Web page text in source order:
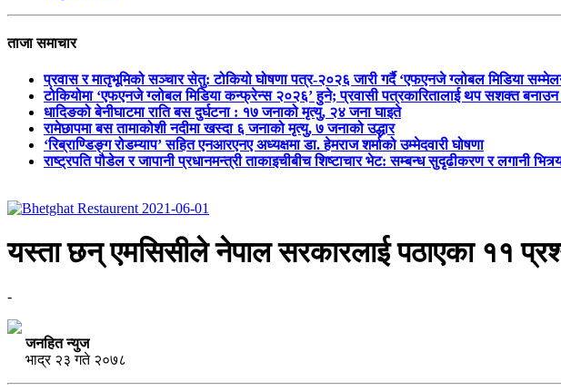
ताजा समाचार
प्रवास र मातृभूमिको सञ्चार सेतु: टोकियो घोषणा पत्र-२०२६ जारी गर्दै ‘एफएनजे ग्लोबल मिडिया
टोकियोमा ‘एफएनजे ग्लोबल मिडिया कन्फ्रेन्स २०२६’ हुने; प्रवासी पत्रकारितालाई थप सशक्त
धादिङको बेनीघाटमा राति बस दुर्घटना : १७ जनाको मृत्यु, २४ जना घाइते
रामेछापमा बस तामाकोशी नदीमा खस्दा ६ जनाको मृत्यु, ७ जनाको उद्धार
‘रिब्राण्डिङ्ग रोडम्याप’ सहित एनआरएनए अध्यक्षमा डा. हेमराज शर्माको उम्मेदवारी घोषणा
राष्ट्रपति पौडेल र जापानी प्रधानमन्त्री ताकाइचीबीच शिष्टाचार भेट: सम्बन्ध सुदृढीकरण र लगानी
यस्ता छन् एमसिसीले नेपाल सरकारलाई पठाएका ११
-
जनहित न्युज
भाद्र २३ गते २०७८